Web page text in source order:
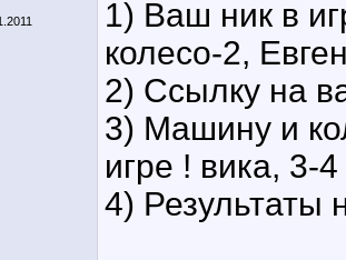
1) Ваш ник в
колесо-2,
2) Ссылку на
3) Машину и
игре ! вика, 3-
4) Результаты